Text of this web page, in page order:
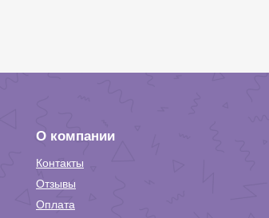
О компании
Контакты
Отзывы
Оплата